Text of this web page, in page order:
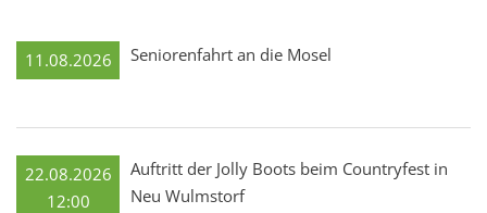
11.08.2026 Seniorenfahrt an die Mosel
22.08.2026
12:00
Auftritt der Jolly Boots beim Countryfest in
Neu Wulmstorf